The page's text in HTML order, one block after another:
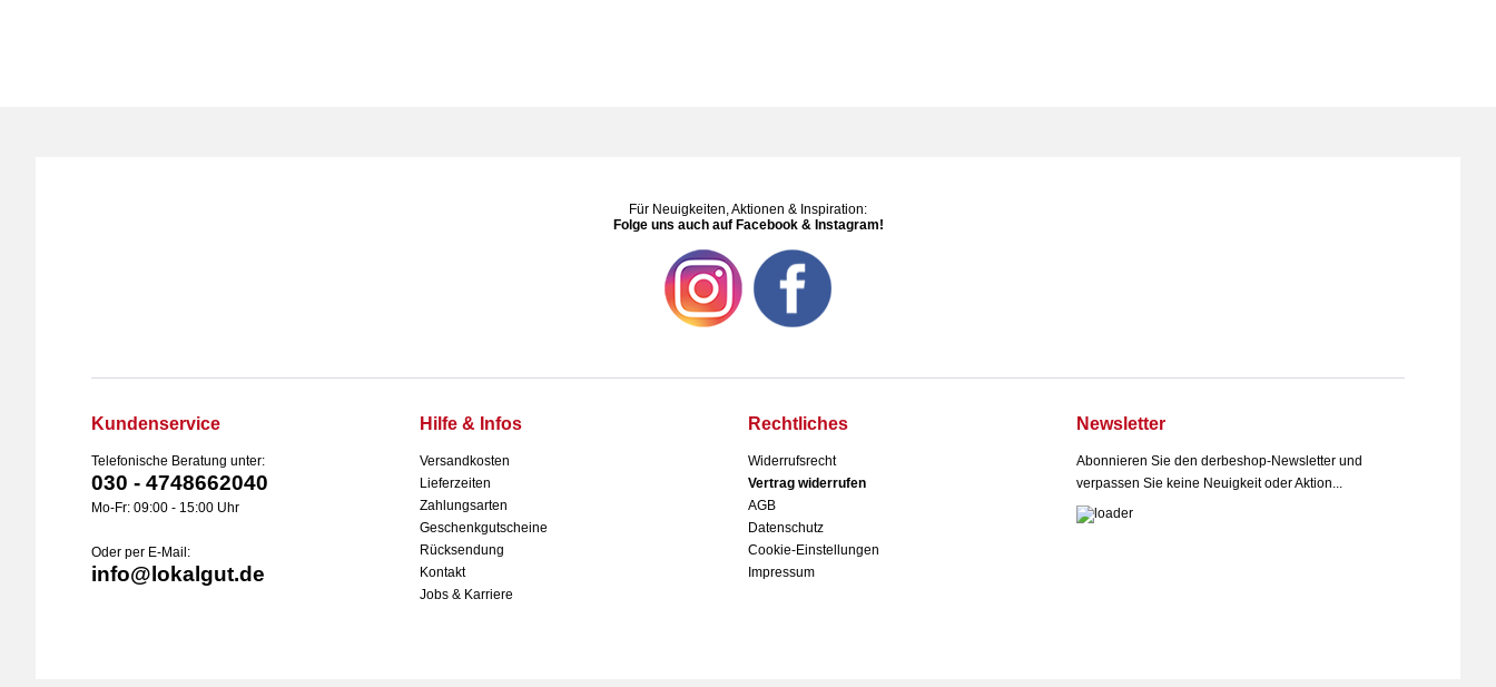
Für Neuigkeiten, Aktionen & Inspiration:
Folge uns auch auf Facebook & Instagram!
Kundenservice
Telefonische Beratung unter:
030 - 4748662040
Mo-Fr: 09:00 - 15:00 Uhr
Oder per E-Mail:
info@lokalgut.de
Hilfe & Infos
Versandkosten
Lieferzeiten
Zahlungsarten
Geschenkgutscheine
Rücksendung
Kontakt
Jobs & Karriere
Rechtliches
Widerrufsrecht
Vertrag widerrufen
AGB
Datenschutz
Cookie-Einstellungen
Impressum
Newsletter
Abonnieren Sie den derbeshop-Newsletter und
verpassen Sie keine Neuigkeit oder Aktion...